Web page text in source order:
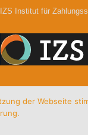
IZS Institut für
der Webseite